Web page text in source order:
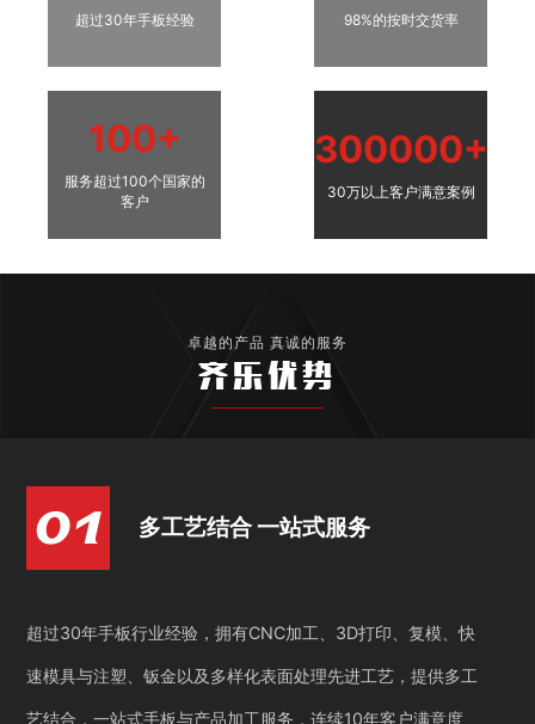
超过30年手板经验 98%的按时交货率
100+
服务超过100个国家的
客户
300000+
30万以上客户满意案例
卓越的产品 真诚的服务
齐乐优势
多工艺结合 一站式服务
超过30年手板行业经验，拥有CNC加工、3D打印、复模、快
速模具与注塑、钣金以及多样化表面处理先进工艺，提供多工
艺结合，一站式手板与产品加工服务，连续10年客户满意度